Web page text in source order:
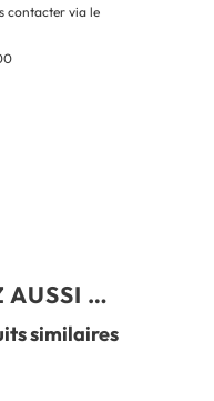
contacter via le
AUSSI …
similaires